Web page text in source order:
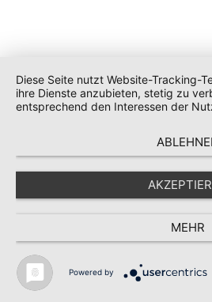
Diese Seite nutzt Website-Tracking-
ihre Dienste anzubieten, stetig zu
entsprechend den Interessen der
MEHR
Powered by